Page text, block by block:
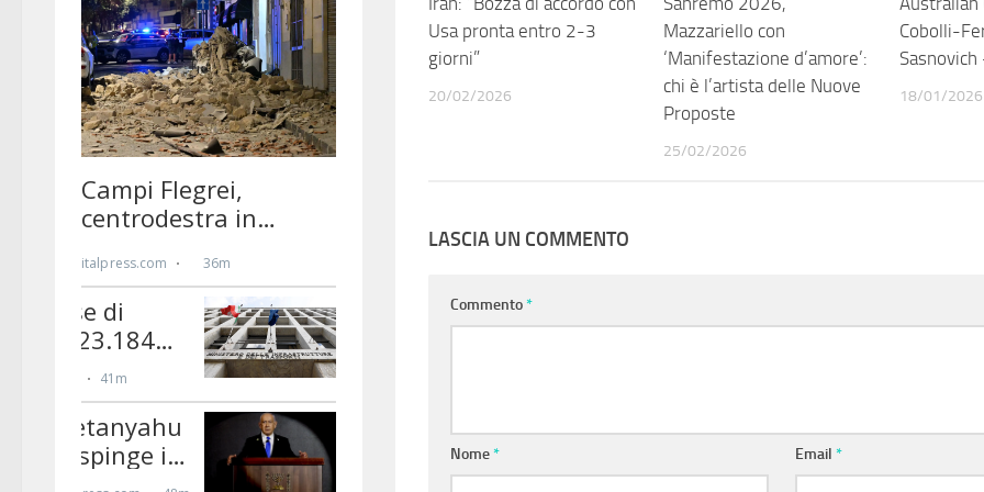
Usa pronta entro 2-3
giorni”
20/02/2026
Mazzariello con
‘Manifestazione d’amore’:
chi è l’artista delle Nuove
Proposte
25/02/2026
Cobolli-
18/01/2026
LASCIA UN COMMENTO
Commento*
Nome* Email*